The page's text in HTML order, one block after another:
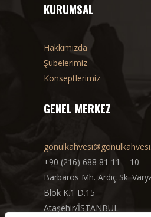
KURUMSAL
Hakkımızda
Şubelerimiz
Konseptlerimiz
GENEL MERKEZ
+90 (216) 688 81 11 – 10
Barbaros Mh. Ardıç Sk.
Blok K.1 D.15
Ataşehir/İSTANBUL